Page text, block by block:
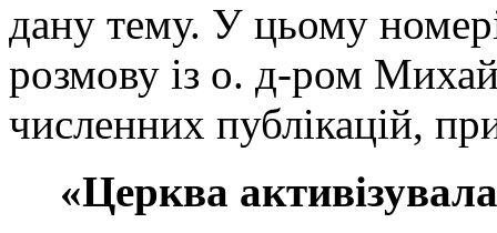
дану тему. У цьому
розмову із о. д-ром
численних публікацій,
«Церква